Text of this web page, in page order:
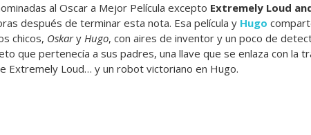
al Oscar a Mejor Película excepto Extremely Loud
después de terminar esta nota. Esa película y Hugo
chicos, Oskary Hugo, con aires de inventor y un poco de
que pertenecía a sus padres, una llave que se enlaza con la
Extremely Loud… y un robot victoriano en Hugo.